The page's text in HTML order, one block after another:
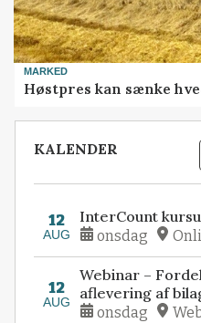
MARKED
Høstpres kan sænke
KALENDER
12
AUG
InterCount
onsdag
12
AUG
Webinar –
aflevering af
onsdag